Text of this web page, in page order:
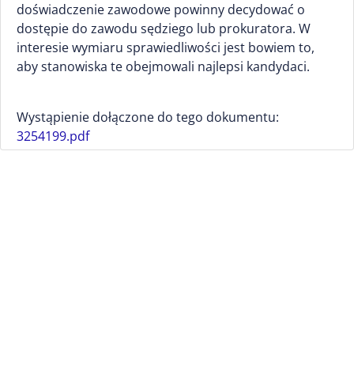
doświadczenie zawodowe powinny decydować o
dostępie do zawodu sędziego lub prokuratora. W
interesie wymiaru sprawiedliwości jest bowiem to,
aby stanowiska te obejmowali najlepsi kandydaci.
Wystąpienie dołączone do tego dokumentu:
3254199.pdf